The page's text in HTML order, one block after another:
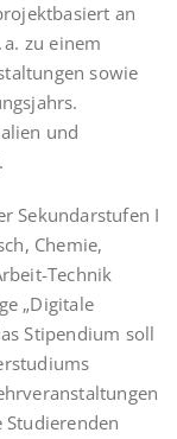
an
zu einem
sowie
und
Sekundarstufen I
Chemie,
Technik
„Digitale
Stipendium soll